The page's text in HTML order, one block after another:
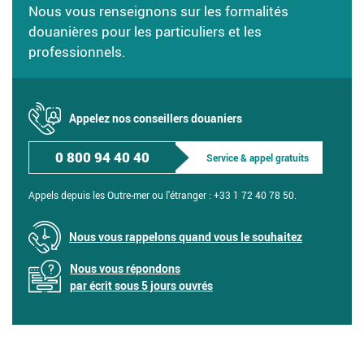
Nous vous renseignons sur les formalités
douanières pour les particuliers et les
professionnels.
Appelez nos conseillers douaniers
0 800 94 40 40 Service & appel gratuits
Appels depuis les Outre-mer ou l'étranger : +33 1 72 40 78 50.
Nous vous rappelons quand vous le souhaitez
Nous vous répondons
par écrit sous 5 jours ouvrés